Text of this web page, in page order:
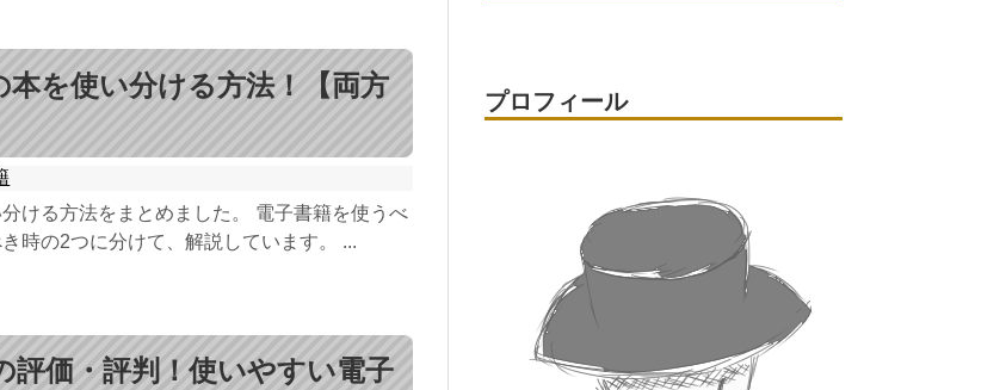
本を使い分ける方法！【両方
ける方法をまとめました。 電子書籍を使うべ
時の2つに分けて、解説しています。 ...
評価・評判！使いやすい電子
プロフィール